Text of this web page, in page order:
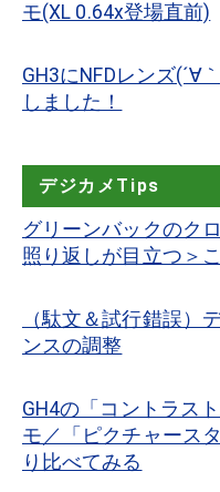
モ(XL 0.64x登場直前)
GH3にNFDレンズ(´∀
しました！
デジカメTips
グリーンバックのク
照り返しが目立つ＞
（駄文＆試行錯誤）
ンスの調整
GH4の「コントラス
モ／「ピクチャース
り比べてみる